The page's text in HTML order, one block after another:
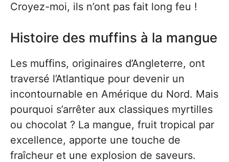
Croyez-moi, ils n’ont pas fait long feu !
Histoire des muffins à la mangue
Les muffins, originaires d’Angleterre, ont
traversé l’Atlantique pour devenir un
incontournable en Amérique du Nord. Mais
pourquoi s’arrêter aux classiques myrtilles
ou chocolat ? La mangue, fruit tropical par
excellence, apporte une touche de
fraîcheur et une explosion de saveurs.